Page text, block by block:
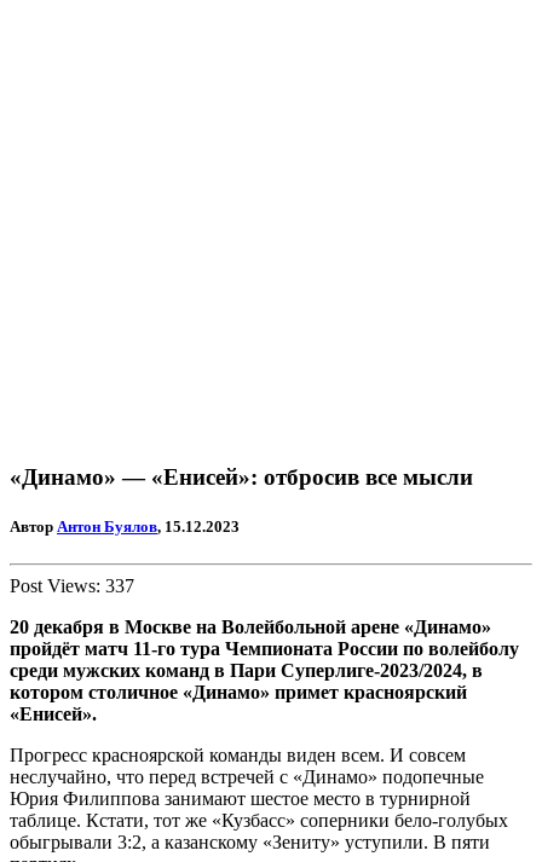
«Динамо» — «Енисей»: отбросив все мысли
Автор Антон Буялов, 15.12.2023
Post Views: 337
20 декабря в Москве на Волейбольной арене «Динамо»
пройдёт матч 11-го тура Чемпионата России по волейболу
среди мужских команд в Пари Суперлиге-2023/2024, в
котором столичное «Динамо» примет красноярский
«Енисей».
Прогресс красноярской команды виден всем. И совсем
неслучайно, что перед встречей с «Динамо» подопечные
Юрия Филиппова занимают шестое место в турнирной
таблице. Кстати, тот же «Кузбасс» соперники бело-голубых
обыгрывали 3:2, а казанскому «Зениту» уступили. В пяти